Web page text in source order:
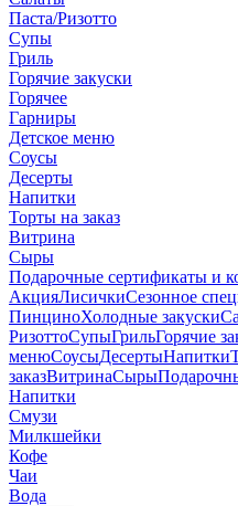
Паста/Ризотто
Супы
Гриль
Горячие закуски
Горячее
Гарниры
Детское меню
Соусы
Десерты
Напитки
Торты на заказ
Витрина
Сыры
Подарочные сертификаты и
АкцияЛисичкиСезонное
ПинциноХолодные закуски
РизоттоСупыГрильГорячие
менюСоусыДесертыНапитки
заказВитринаСыры
Напитки
Смузи
Милкшейки
Кофе
Чаи
Вода